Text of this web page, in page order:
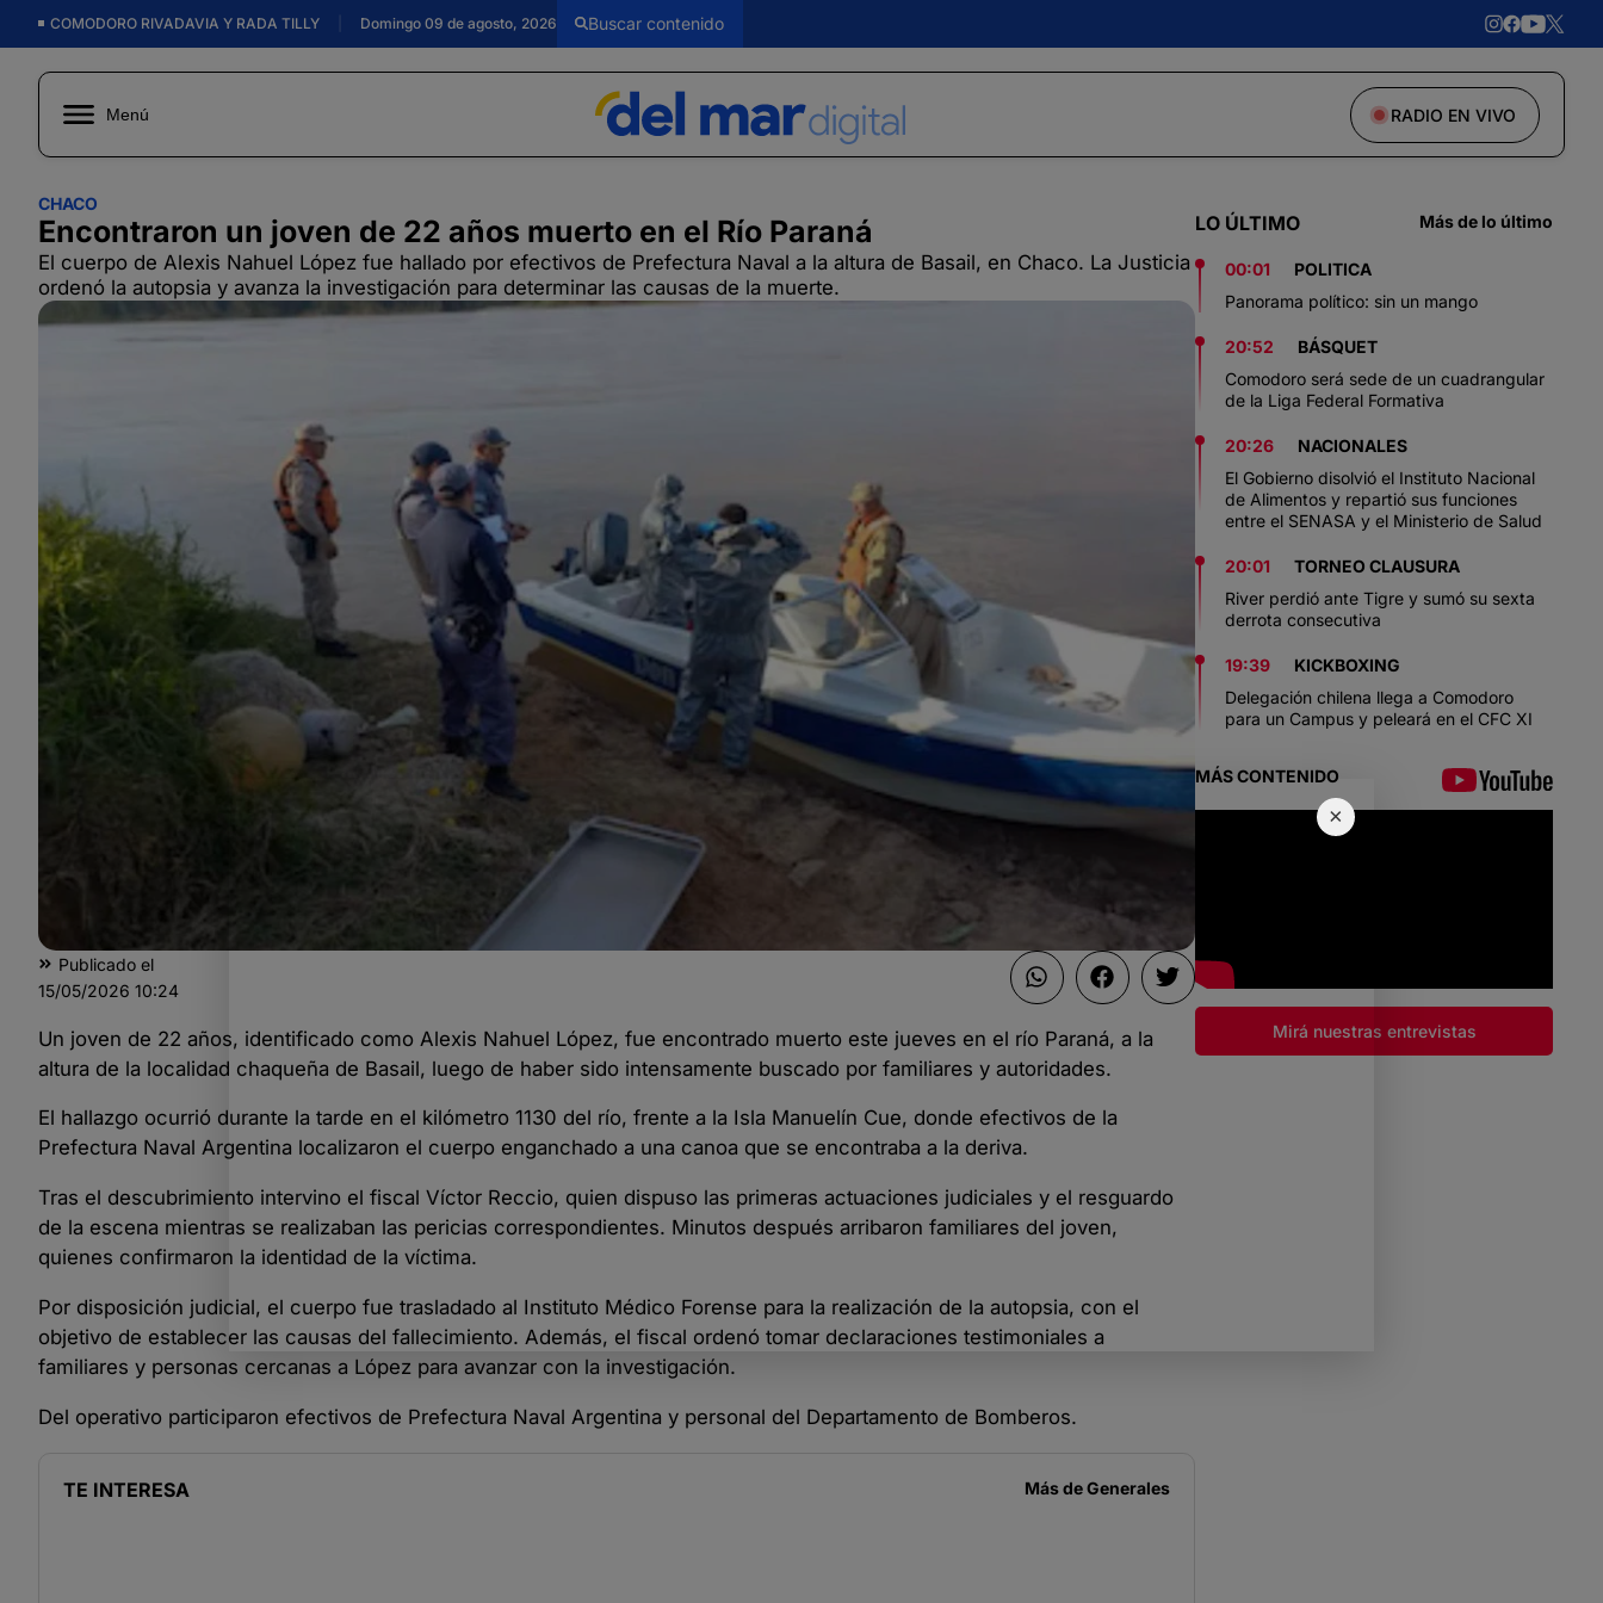
COMODORO RIVADAVIA Y RADA TILLY Domingo 09 de agosto, 2026
Menú RADIO EN VIVO
×
CHACO
Encontraron un joven de 22 años muerto en el Río Paraná
El cuerpo de Alexis Nahuel López fue hallado por efectivos de Prefectura Naval a la altura de Basail, en Chaco. La Justicia
ordenó la autopsia y avanza la investigación para determinar las causas de la muerte.
Publicado el
15/05/2026 10:24
Un joven de 22 años, identificado como Alexis Nahuel López, fue encontrado muerto este jueves en el río Paraná, a la
altura de la localidad chaqueña de Basail, luego de haber sido intensamente buscado por familiares y autoridades.
El hallazgo ocurrió durante la tarde en el kilómetro 1130 del río, frente a la Isla Manuelín Cue, donde efectivos de la
Prefectura Naval Argentina localizaron el cuerpo enganchado a una canoa que se encontraba a la deriva.
Tras el descubrimiento intervino el fiscal Víctor Reccio, quien dispuso las primeras actuaciones judiciales y el resguardo
de la escena mientras se realizaban las pericias correspondientes. Minutos después arribaron familiares del joven,
quienes confirmaron la identidad de la víctima.
Por disposición judicial, el cuerpo fue trasladado al Instituto Médico Forense para la realización de la autopsia, con el
objetivo de establecer las causas del fallecimiento. Además, el fiscal ordenó tomar declaraciones testimoniales a
familiares y personas cercanas a López para avanzar con la investigación.
Del operativo participaron efectivos de Prefectura Naval Argentina y personal del Departamento de Bomberos.
TE INTERESA Más deGenerales
LO ÚLTIMO Más de lo último
00:01
POLITICA
Panorama político: sin un mango
20:52
BÁSQUET
Comodoro será sede de un cuadrangular
de la Liga Federal Formativa
20:26
NACIONALES
El Gobierno disolvió el Instituto Nacional
de Alimentos y repartió sus funciones
entre el SENASA y el Ministerio de Salud
20:01
TORNEO CLAUSURA
River perdió ante Tigre y sumó su sexta
derrota consecutiva
19:39
KICKBOXING
Delegación chilena llega a Comodoro
para un Campus y peleará en el CFC XI
MÁS CONTENIDO
Mirá nuestras entrevistas